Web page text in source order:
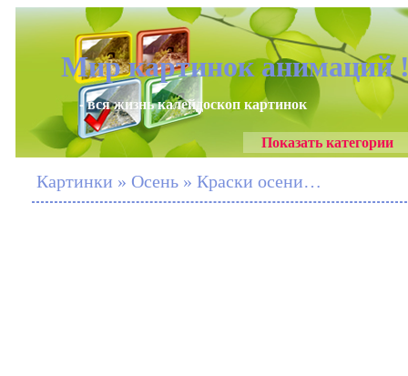
Мир картинок анимаций
- вся жизнь калейдоскоп картинок
Показать категории
Картинки » Осень » Краски осени…